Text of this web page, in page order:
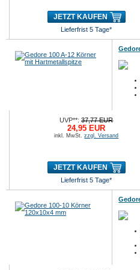
JETZT KAUFEN
Lieferfrist 5 Tage*
UVP**:37,77 EUR
24,95 EUR
inkl. MwSt.zzgl. Versand
JETZT KAUFEN
Lieferfrist 5 Tage*